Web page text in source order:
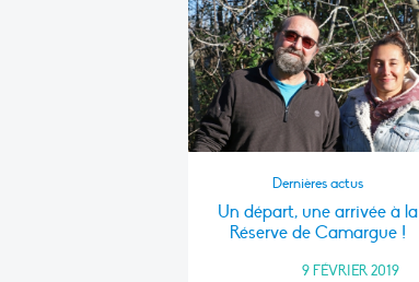
Dernières actus
Un départ, une arrivée à la
Réserve de Camargue !
9 FÉVRIER 2019